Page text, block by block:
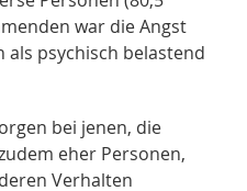
war die Angst
als psychisch belastend
bei jenen, die
eher Personen,
Verhalten